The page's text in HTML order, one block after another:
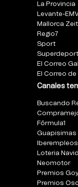
La Provincia
Levante-
Mallorca
Regio7
Sport
El Correo
El Correo
Canales
Buscando
Fórmula1
Guapisimas
Iberempleos
Loteria
Neomotor
Premios
Premios